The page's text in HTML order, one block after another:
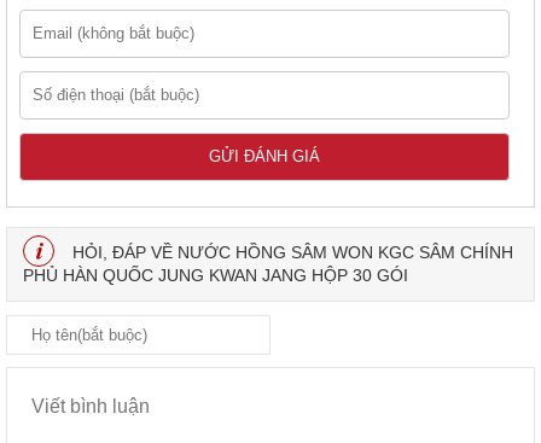
HỎI, ĐÁP VỀ NƯỚC HỒNG SÂM WON KGC SÂM CHÍNH
PHỦ HÀN QUỐC JUNG KWAN JANG HỘP 30 GÓI